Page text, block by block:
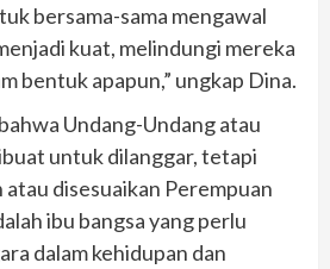
bersama-sama mengawal
kuat, melindungi mereka
bentuk apapun,” ungkap Dina.
Undang-Undang atau
untuk dilanggar, tetapi
disesuaikan Perempuan
ibu bangsa yang perlu
dalam kehidupan dan